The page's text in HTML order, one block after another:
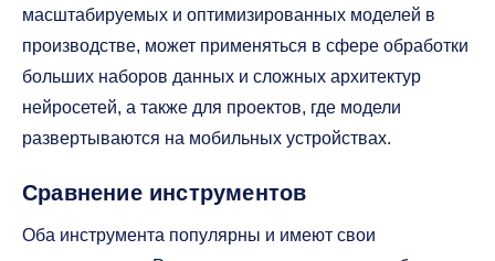
масштабируемых и оптимизированных моделей в
производстве, может применяться в сфере обработки
больших наборов данных и сложных архитектур
нейросетей, а также для проектов, где модели
развертываются на мобильных устройствах.
Сравнение инструментов
Оба инструмента популярны и имеют свои